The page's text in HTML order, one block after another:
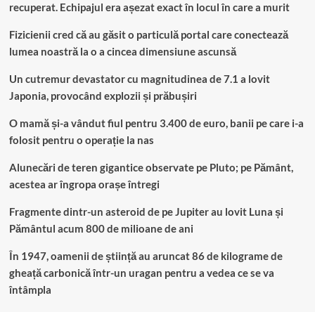
recuperat. Echipajul era așezat exact în locul în care a murit
Fizicienii cred că au găsit o particulă portal care conectează
lumea noastră la o a cincea dimensiune ascunsă
Un cutremur devastator cu magnitudinea de 7.1 a lovit
Japonia, provocând explozii și prăbușiri
O mamă și-a vândut fiul pentru 3.400 de euro, banii pe care i-a
folosit pentru o operație la nas
Alunecări de teren gigantice observate pe Pluto; pe Pământ,
acestea ar îngropa orașe întregi
Fragmente dintr-un asteroid de pe Jupiter au lovit Luna și
Pământul acum 800 de milioane de ani
În 1947, oamenii de știință au aruncat 86 de kilograme de
gheață carbonică într-un uragan pentru a vedea ce se va
întâmpla